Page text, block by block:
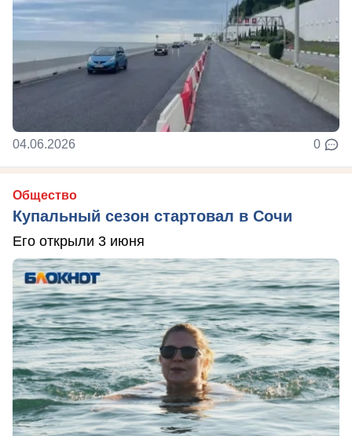
04.06.2026 0
Общество
Купальный сезон стартовал в Сочи
Его открыли 3 июня